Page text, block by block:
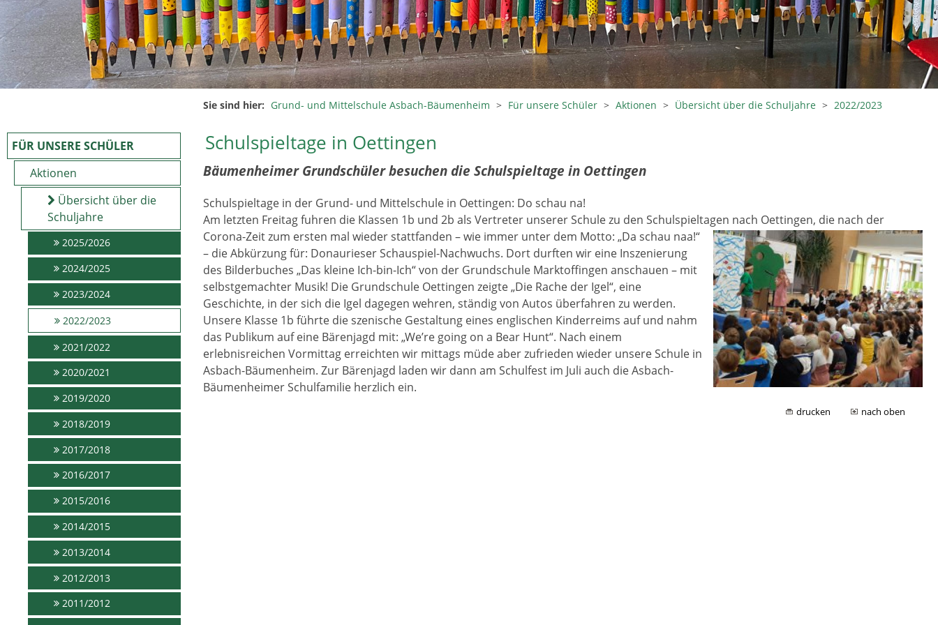
FÜR UNSERE SCHÜLER
Aktionen
Übersicht über die
Schuljahre
2025/2026
2024/2025
2023/2024
2022/2023
2021/2022
2020/2021
2019/2020
2018/2019
2017/2018
2016/2017
2015/2016
2014/2015
2013/2014
2012/2013
2011/2012
Sie sind hier: Grund- und Mittelschule Asbach-Bäumenheim > Für unsere Schüler > Aktionen > Übersicht über die Schuljahre > 2022/2023
Schulspieltage in Oettingen
Bäumenheimer Grundschüler besuchen die Schulspieltage in Oettingen
Schulspieltage in der Grund- und Mittelschule in Oettingen: Do schau na!
Am letzten Freitag fuhren die Klassen 1b und 2b als Vertreter unserer Schule zu den Schulspieltagen nach Oettingen, die nach der
Corona-Zeit zum ersten mal wieder stattfanden – wie immer unter dem Motto: „Da schau naa!“
– die Abkürzung für: Donaurieser Schauspiel-Nachwuchs. Dort durften wir eine Inszenierung
des Bilderbuches „Das kleine Ich-bin-Ich“ von der Grundschule Marktoffingen anschauen – mit
selbstgemachter Musik! Die Grundschule Oettingen zeigte „Die Rache der Igel“, eine
Geschichte, in der sich die Igel dagegen wehren, ständig von Autos überfahren zu werden.
Unsere Klasse 1b führte die szenische Gestaltung eines englischen Kinderreims auf und nahm
das Publikum auf eine Bärenjagd mit: „We’re going on a Bear Hunt“. Nach einem
erlebnisreichen Vormittag erreichten wir mittags müde aber zufrieden wieder unsere Schule in
Asbach-Bäumenheim. Zur Bärenjagd laden wir dann am Schulfest im Juli auch die Asbach-
Bäumenheimer Schulfamilie herzlich ein.
drucken nach oben